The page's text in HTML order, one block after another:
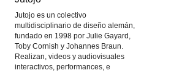
Jutojo es un colectivo
multidisciplinario de diseño alemán,
fundado en 1998 por Julie Gayard,
Toby Cornish y Johannes Braun.
Realizan, videos y audiovisuales
interactivos, performances, e